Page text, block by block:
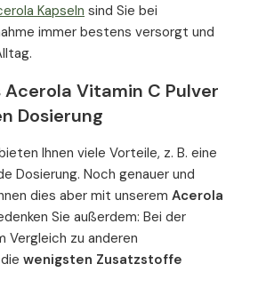
Kapseln sind Sie bei
immer bestens versorgt und
Acerola Vitamin C Pulver
Dosierung
Ihnen viele Vorteile, z. B. eine
Dosierung. Noch genauer und
dies aber mit unserem Acerola
Sie außerdem: Bei der
Vergleich zu anderen
wenigsten Zusatzstoffe